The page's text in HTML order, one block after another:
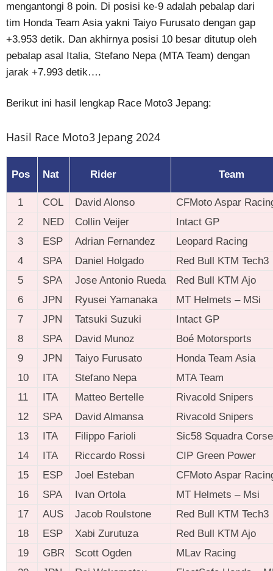
mengantongi 8 poin. Di posisi ke-9 adalah pebalap dari
tim Honda Team Asia yakni Taiyo Furusato dengan gap
+3.953 detik. Dan akhirnya posisi 10 besar ditutup oleh
pebalap asal Italia, Stefano Nepa (MTA Team) dengan
jarak +7.993 detik….
Berikut ini hasil lengkap Race Moto3 Jepang:
Hasil Race Moto3 Jepang 2024
Pos Nat Rider Team
1 COL David Alonso
CFMoto Aspar
2
NED Collin Veijer
Intact GP
3
ESP Adrian Fernandez
Leopard Racing
4
SPA Daniel Holgado
Red Bull KTM Tech3
5
SPA Jose Antonio Rueda
Red Bull KTM Ajo
6
JPN Ryusei Yamanaka
MT Helmets – MSi
7
JPN Tatsuki Suzuki
Intact GP
8
SPA David Munoz
Boé Motorsports
9
JPN Taiyo Furusato
Honda Team Asia
10
ITA Stefano Nepa
MTA Team
11
ITA Matteo Bertelle
Rivacold Snipers
12
SPA David Almansa
Rivacold Snipers
13
ITA Filippo Farioli
Sic58 Squadra Corse
14
ITA Riccardo Rossi
CIP Green Power
15
ESP Joel Esteban
CFMoto Aspar
16
SPA Ivan Ortola
MT Helmets – Msi
17
AUS Jacob Roulstone
Red Bull KTM Tech3
18
ESP Xabi Zurutuza
Red Bull KTM Ajo
19
GBR Scott Ogden
MLav Racing